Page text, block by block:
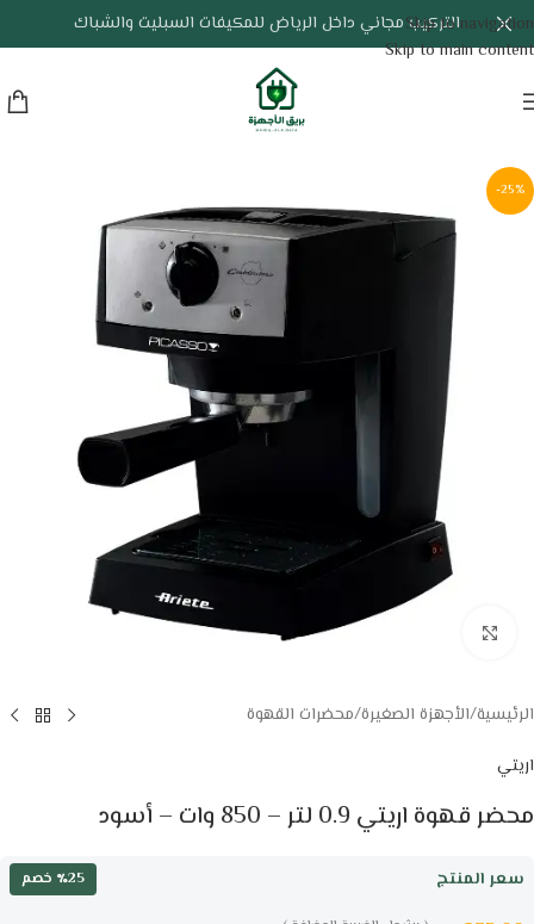
Skip to navigation
Skip to main content
التركيب مجاني داخل الرياض للمكيفات السبليت والشباك
-25%
الرئيسية/الأجهزة الصغيرة/محضرات القهوة
اريتي
محضر قهوة اريتي 0.9 لتر – 850 وات – أسود
سعر المنتج ٪25 خصم